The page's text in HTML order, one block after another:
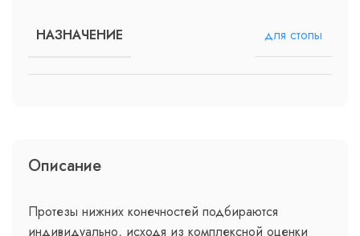
Описание
Протезы нижних конечностей подбираются
индивидуально, исходя из комплексной оценки
НАЗНАЧЕНИЕ для стопы